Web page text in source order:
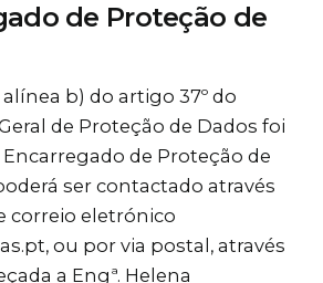
de Proteção de
b) do artigo 37º do
de Proteção de Dados foi
de Proteção de
ser contactado através
correio eletrónico
ou por via postal, através
a Engª. Helena